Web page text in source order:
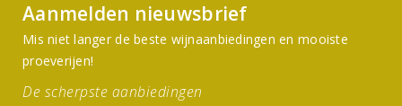
Aanmelden nieuwsbrief
Mis niet langer de beste wijnaanbiedingen en mooiste
proeverijen!
De scherpste aanbiedingen